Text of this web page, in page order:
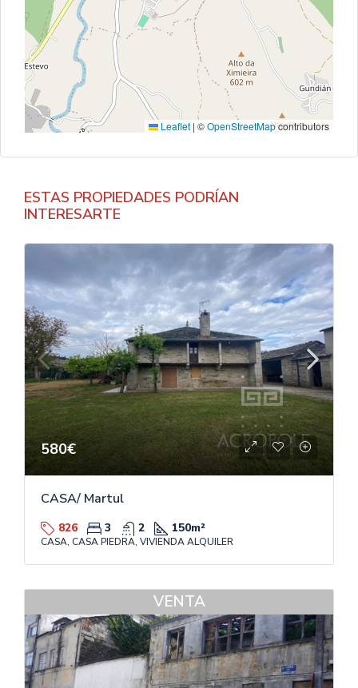
Leaflet | ©OpenStreetMapcontributors
ESTAS PROPIEDADES PODRÍAN
INTERESARTE
580€
CASA/ Martul
826 3 2 150m²
CASA, CASA PIEDRA, VIVIENDA ALQUILER
VENTA